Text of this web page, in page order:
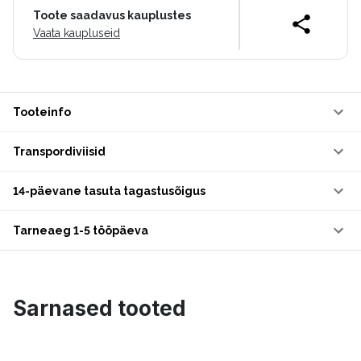
Toote saadavus kauplustes
Vaata kaupluseid
Tooteinfo
Transpordiviisid
14-päevane tasuta tagastusõigus
Tarneaeg 1-5 tööpäeva
Sarnased tooted